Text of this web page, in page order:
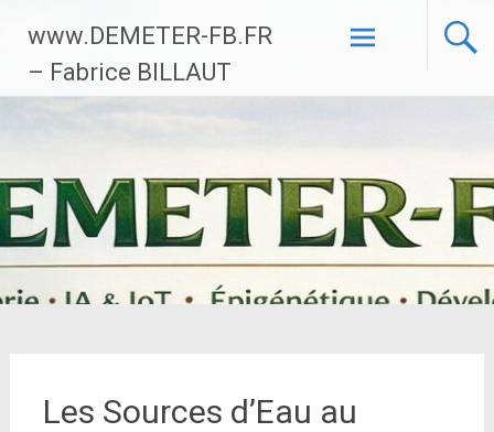
contenu
principal
www.DEMETER-FB.FR
– Fabrice BILLAUT
Les Sources d’Eau au